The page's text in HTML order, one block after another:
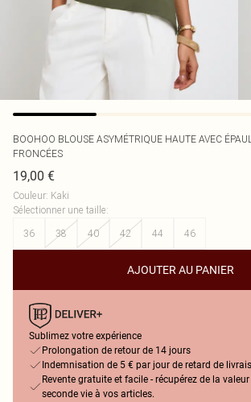
BOOHOO BLOUSE ASYMÉTRIQUE HAUTE AVEC
FRONCÉES
19,00 €
Couleur: Kaki
Sélectionner une taille:
36
38 40 42 44 46
AJOUTER AU PANIER
Sublimez votre expérience
Prolongation de retour de 14 jours
Indemnisation de 5 € par jour de retard de
Revente gratuite et facile - récupérez de la
seconde vie à vos articles.